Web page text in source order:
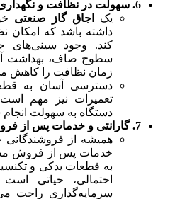
6. سهولت در نظافت و نگهداری:
یک
اجاق گاز صنعتی
داشته باشد که امکان
کند. وجود سینی‌های
سطوح صاف، بهداشت
زمان نظافت را کاهش
دسترسی آسان به
تعمیرات نیز مهم
دستگاه به سهولت
7. گارانتی و خدمات پس از فروش:
همیشه از فروشندگانی
خدمات پس از فروش
به قطعات یدکی و
احتمالی، حیاتی
سرمایه‌گذاری راحت